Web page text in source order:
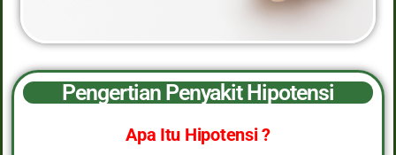
Pengertian Penyakit Hipotensi
Apa Itu Hipotensi ?